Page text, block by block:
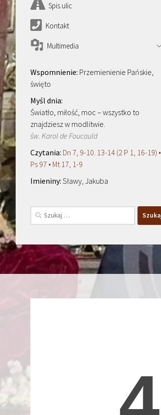
Spis ulic
Kontakt
Multimedia
Przemienienie Pańskie,
święto
Światło, miłość, moc – wszystko to
znajdziesz w modlitwie.
św. Karol de Foucauld
Dn 7, 9-10. 13-14 (2 P 1, 16-19) •
Ps 97 • Mt 17, 1-9
Sławy, Jakuba
Szukaj: